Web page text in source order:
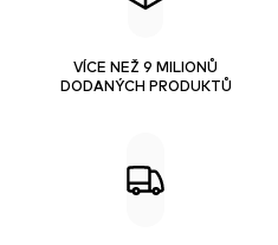
VÍCE NEŽ 9 MILIONŮ
DODANÝCH PRODUKTŮ